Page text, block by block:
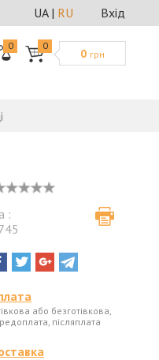
Вхід
UA| RU
0 0
0 грн
:
або безготівкова,
післяплата